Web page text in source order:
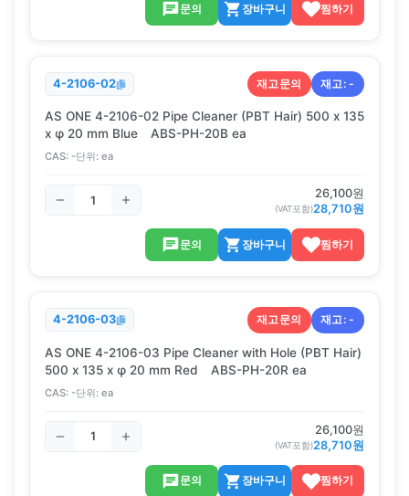
문의 장바구니 찜하기
4-2106-02 재고문의 재고:-
AS ONE 4-2106-02 Pipe Cleaner (PBT Hair) 500 x 135
x φ 20 mm Blue ABS-PH-20B ea
CAS: -단위: ea
26,100원
(VAT포함)28,710원
문의 장바구니 찜하기
4-2106-03 재고문의 재고:-
AS ONE 4-2106-03 Pipe Cleaner with Hole (PBT Hair)
500 x 135 x φ 20 mm Red ABS-PH-20R ea
CAS: -단위: ea
26,100원
(VAT포함)28,710원
문의 장바구니 찜하기